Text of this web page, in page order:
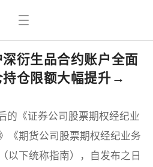
衍生品合约账户全面
持仓限额大幅提升→
的《证券公司股票期权经纪业
《期货公司股票期权经纪业务
以下统称指南），自发布之日